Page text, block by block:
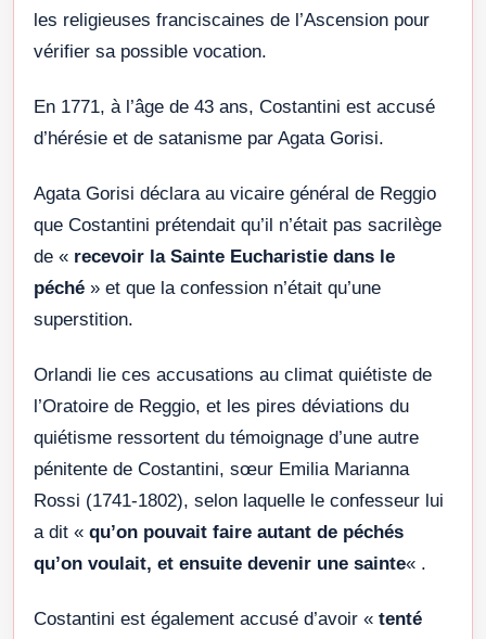
les religieuses franciscaines de l’Ascension pour
vérifier sa possible vocation.
En 1771, à l’âge de 43 ans, Costantini est accusé
d’hérésie et de satanisme par Agata Gorisi.
Agata Gorisi déclara au vicaire général de Reggio
que Costantini prétendait qu’il n’était pas sacrilège
de « recevoir la Sainte Eucharistie dans le
péché » et que la confession n’était qu’une
superstition.
Orlandi lie ces accusations au climat quiétiste de
l’Oratoire de Reggio, et les pires déviations du
quiétisme ressortent du témoignage d’une autre
pénitente de Costantini, sœur Emilia Marianna
Rossi (1741-1802), selon laquelle le confesseur lui
a dit « qu’on pouvait faire autant de péchés
qu’on voulait, et ensuite devenir une sainte« .
Costantini est également accusé d’avoir « tenté